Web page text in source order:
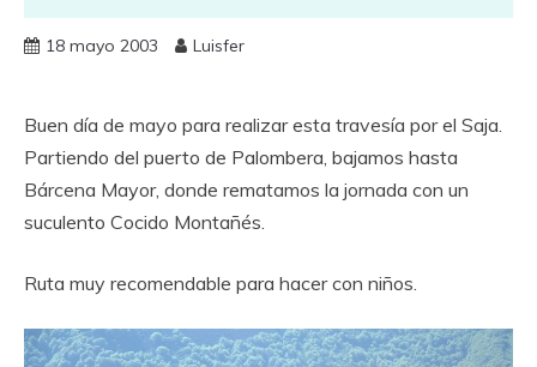
18 mayo 2003 Luisfer
Buen día de mayo para realizar esta travesía por el Saja.
Partiendo del puerto de Palombera, bajamos hasta
Bárcena Mayor, donde rematamos la jornada con un
suculento Cocido Montañés.
Ruta muy recomendable para hacer con niños.